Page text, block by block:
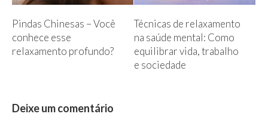
Pindas Chinesas – Você
conhece esse
relaxamento profundo?
Técnicas de relaxamento
na saúde mental: Como
equilibrar vida, trabalho
e sociedade
Deixe um comentário